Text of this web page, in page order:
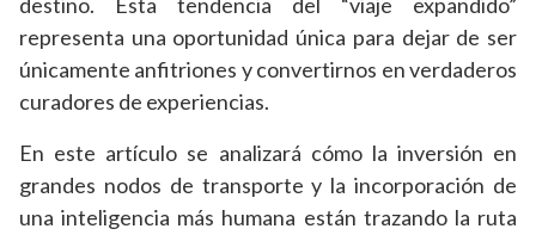
representa una oportunidad única para dejar de ser
únicamente anfitriones y convertirnos en verdaderos
curadores de experiencias.
En este artículo se analizará cómo la inversión en
grandes nodos de transporte y la incorporación de
una inteligencia más humana están trazando la ruta